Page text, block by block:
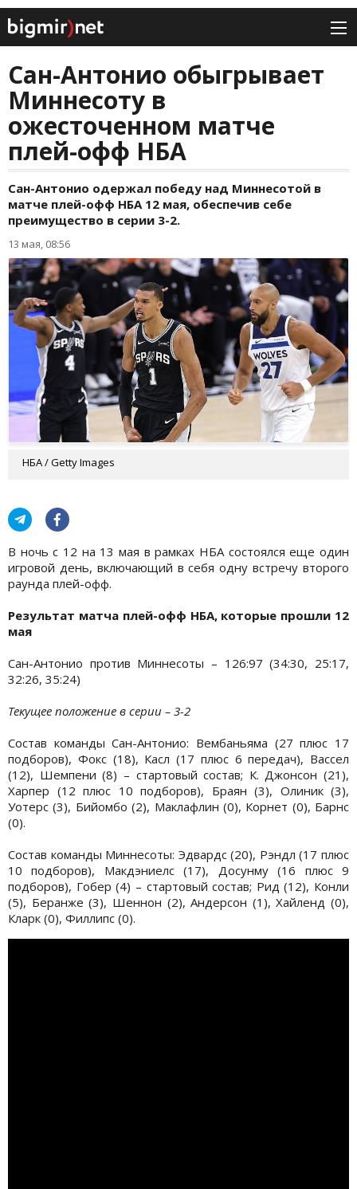
Сан-Антонио обыгрывает
Миннесоту в
ожесточенном матче
плей-офф НБА
Сан-Антонио одержал победу над Миннесотой в
матче плей-офф НБА 12 мая, обеспечив себе
преимущество в серии 3-2.
13 мая, 08:56
НБА / Getty Images
В ночь с 12 на 13 мая в рамках НБА состоялся еще один
игровой день, включающий в себя одну встречу второго
раунда плей-офф.
Результат матча плей-офф НБА, которые прошли 12
мая
Сан-Антонио против Миннесоты – 126:97 (34:30, 25:17,
32:26, 35:24)
Текущее положение в серии – 3-2
Состав команды Сан-Антонио: Вембаньяма (27 плюс 17
подборов), Фокс (18), Касл (17 плюс 6 передач), Вассел
(12), Шемпени (8) – стартовый состав; К. Джонсон (21),
Харпер (12 плюс 10 подборов), Браян (3), Олиник (3),
Уотерс (3), Бийомбо (2), Маклафлин (0), Корнет (0), Барнс
(0).
Состав команды Миннесоты: Эдвардс (20), Рэндл (17 плюс
10 подборов), Макдэниелс (17), Досунму (16 плюс 9
подборов), Гобер (4) – стартовый состав; Рид (12), Конли
(5), Беранже (3), Шеннон (2), Андерсон (1), Хайленд (0),
Кларк (0), Филлипс (0).